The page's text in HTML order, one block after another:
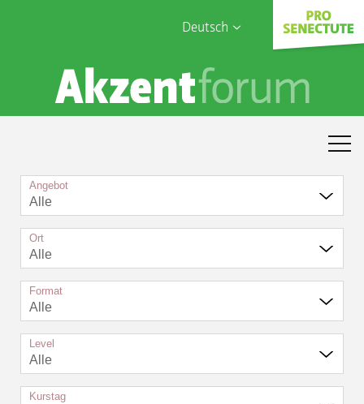
Deutsch
English
Français
Sophia Care
Angebot
Alle
Ort
Alle
Format
Alle
Level
Alle
Kurstag